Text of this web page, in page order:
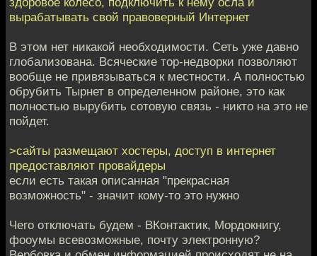
вырабатывать свой правоверный Интернет
В этом нет никакой необходимости. Сеть уже давно
глобализована. Всяческие тор-недворки позволяют
вообще не привязываться к местности. А полностью
обрубить Тырнет в определенном районе, это как
полностью вырубить сотовую связь - никто на это не
пойдет.
>сайты размещают хостеры, доступ в интернет
предоставляют провайдеры
если есть такая описанная "прекрасная
возможность" - значит кому-то это нужно
Чего отключать будем - ВКонтактик, Мордокнигу,
фооумы всевозможные, почту электронную?